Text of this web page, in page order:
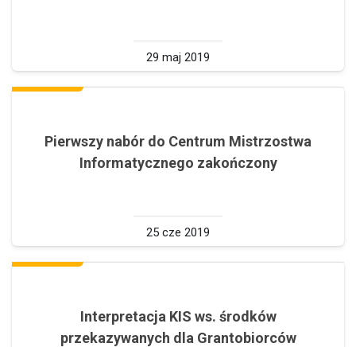
29 maj 2019
Pierwszy nabór do Centrum Mistrzostwa
Informatycznego zakończony
25 cze 2019
Interpretacja KIS ws. środków
przekazywanych dla Grantobiorców